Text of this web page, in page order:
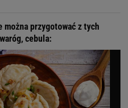
przygotować z tych
cebula: